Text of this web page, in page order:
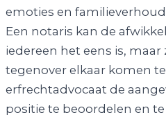
emoties en
Een notaris kan de
iedereen het eens is,
tegenover elkaar komen te
erfrechtadvocaat de
positie te beoordelen en